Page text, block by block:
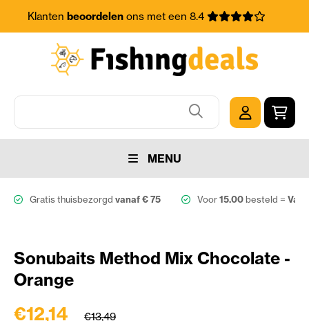
Klanten beoordelenons met een 8.4
MENU
Gratis thuisbezorgd vanaf € 75 Voor15.00besteld =
Sonubaits Method Mix Chocolate -
Orange
€12,14 €13,49